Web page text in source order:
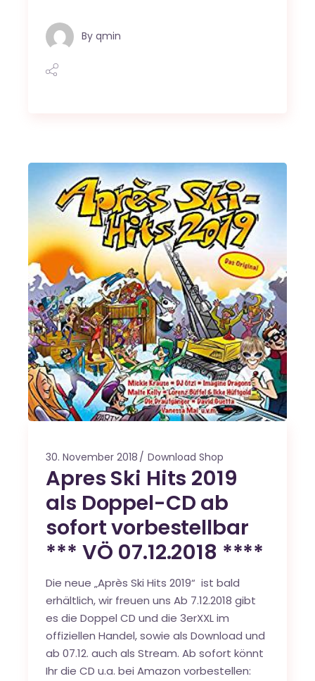
By qmin
30. November 2018 Download Shop
Apres Ski Hits 2019
als Doppel-CD ab
sofort vorbestellbar
*** VÖ 07.12.2018 ****
Die neue „Après Ski Hits 2019“ ist bald
erhältlich, wir freuen uns Ab 7.12.2018 gibt
es die Doppel CD und die 3erXXL im
offiziellen Handel, sowie als Download und
ab 07.12. auch als Stream. Ab sofort könnt
Ihr die CD u.a. bei Amazon vorbestellen: